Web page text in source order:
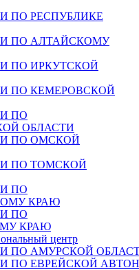
ПО РЕСПУБЛИКЕ
ПО АЛТАЙСКОМУ
ПО ИРКУТСКОЙ
ПО КЕМЕРОВСКОЙ
ПО
ОБЛАСТИ
ПО ОМСКОЙ
ПО ТОМСКОЙ
ПО
КРАЮ
ПО
КРАЮ
центр
ПО АМУРСКОЙ
ПО ЕВРЕЙСКОЙ